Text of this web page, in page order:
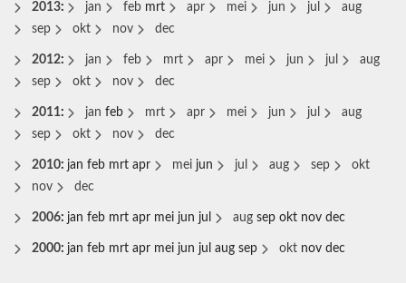
2013: jan feb mrt apr mei jun jul
aug
sep
okt nov dec
2012: jan feb mrt apr mei jun jul
aug
sep
okt nov dec
2011: jan feb mrt apr mei jun jul
aug
sep
okt nov dec
2010: jan feb mrt apr mei jun jul aug sep
okt
nov
dec
2006: jan feb mrt apr mei jun jul aug sep okt nov dec
2000: jan feb mrt apr mei jun jul aug sep okt nov dec